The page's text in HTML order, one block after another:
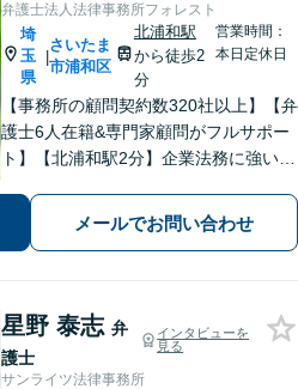
弁護士法人法律事務所フォレスト
埼
玉
県
|
さいたま
市浦和区
北浦和駅
から徒歩2
分
営業時間：
本日定休日
【事務所の顧問契約数320社以上】【弁
護士6人在籍&専門家顧問がフルサポー
ト】【北浦和駅2分】企業法務に強い弁
動産などに対応します。中小企業さ
ま、個人事業主さまからのご相談に注
メールでお問い合わせ
星野 泰志 弁
護士
インタビューを
見る
サンライツ法律事務所